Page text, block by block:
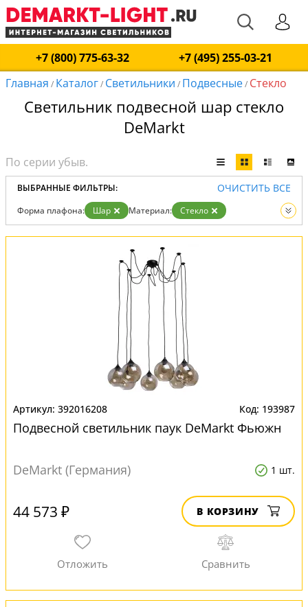
+7 (800) 775-63-32
+7 (495) 255-03-21
Главная / Каталог/ Светильники / Подвесные/ Стекло
Светильник подвесной шар стекло
DeMarkt
ВЫБРАННЫЕ ФИЛЬТРЫ: ОЧИСТИТЬ ВСЕ
Форма плафона: Шар Материал:
Стекло
Тип:
Подвесные Вид: Светильники
392016208 193987
Подвесной светильник паук DeMarkt Фьюжн
DeMarkt (Германия) 1 шт.
44 573 ₽ В КОРЗИНУ